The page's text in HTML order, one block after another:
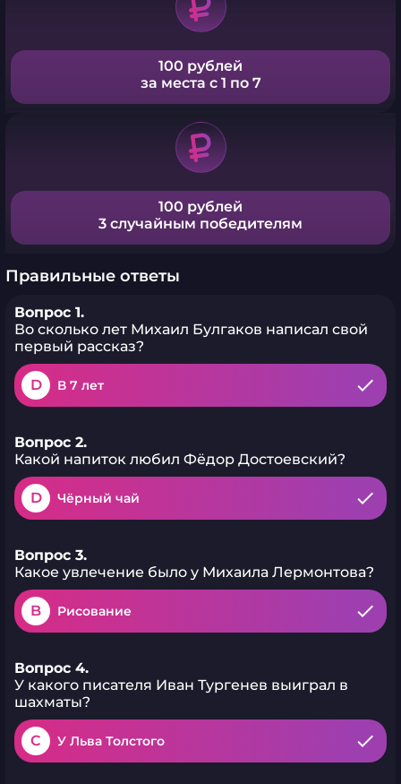
100 рублей
за места с 1 по 7
100 рублей
3 случайным победителям
Правильные ответы
Вопрос 1.
Во сколько лет Михаил Булгаков написал свой
первый рассказ?
D В 7 лет
Вопрос 2.
Какой напиток любил Фёдор Достоевский?
D Чёрный чай
Вопрос 3.
Какое увлечение было у Михаила Лермонтова?
B Рисование
Вопрос 4.
У какого писателя Иван Тургенев выиграл в
шахматы?
C У Льва Толстого